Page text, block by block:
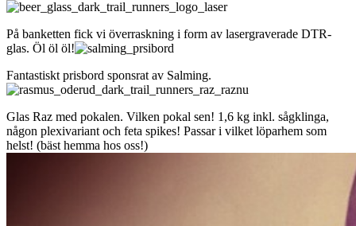
På banketten fick vi överraskning i form av lasergraverade DTR-
glas. Öl öl öl!
Fantastiskt prisbord sponsrat av Salming.
Glas Raz med pokalen. Vilken pokal sen! 1,6 kg inkl. sågklinga,
någon plexivariant och feta spikes! Passar i vilket löparhem som
helst! (bäst hemma hos oss!)